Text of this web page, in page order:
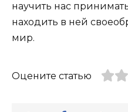
научить нас
находить в ней
мир.
Оцените статью